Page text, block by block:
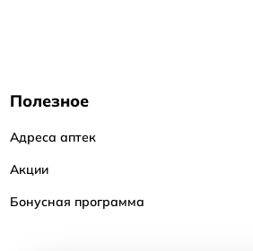
Полезное
Адреса аптек
Акции
Бонусная программа